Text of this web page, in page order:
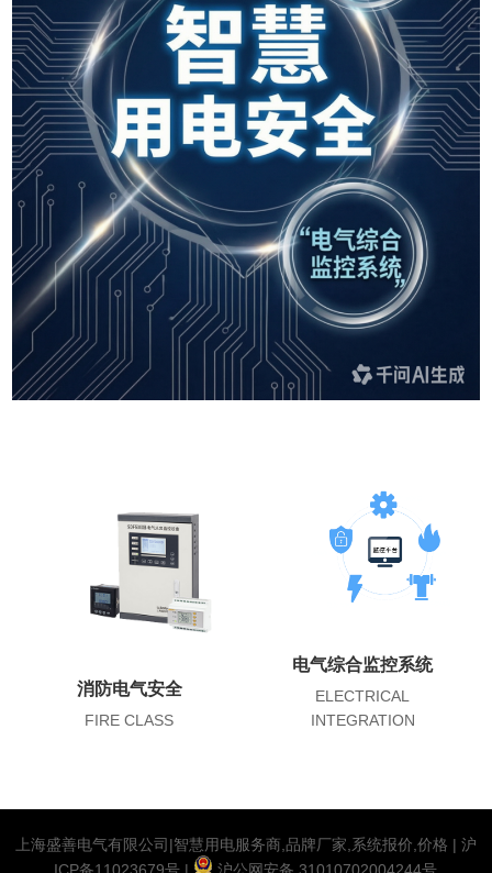
消防电气安全
FIRE CLASS
电气综合监控系统
ELECTRICAL
INTEGRATION
上海盛善电气有限公司|智慧用电服务商,品牌厂家,系统报价,价格 | 沪
ICP备11023679号 | 沪公网安备 31010702004244号